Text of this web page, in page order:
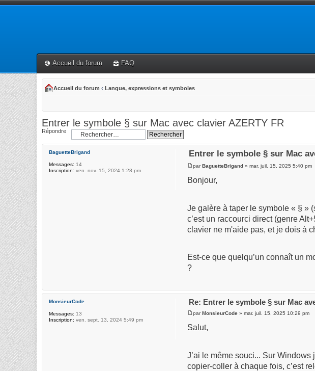
Accueil du forum FAQ
Accueil du forum ‹ Langue, expressions et symboles
Entrer le symbole § sur Mac avec clavier AZERTY FR
Répondre
Entrer le symbole § sur Mac
parBaguetteBrigand » mar. juil. 15, 2025 5:40 pm
Bonjour,
Je galère à taper le symbole « § »
c’est un raccourci direct (genre
clavier ne m'aide pas, et je dois à
Est-ce que quelqu’un connaît un
?
BaguetteBrigand
Messages: 14
Inscription: ven. nov. 15, 2024 1:28 pm
Re: Entrer le symbole § sur Mac
par MonsieurCode » mar. juil. 15, 2025 10:29 pm
Salut,
J’ai le même souci... Sur
copier-coller à chaque fois, c’est
MonsieurCode
Messages: 13
Inscription: ven. sept. 13, 2024 5:49 pm